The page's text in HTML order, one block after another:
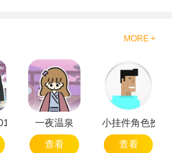
MORE +
一夜温泉
查看
小挂件角色扮演
查看